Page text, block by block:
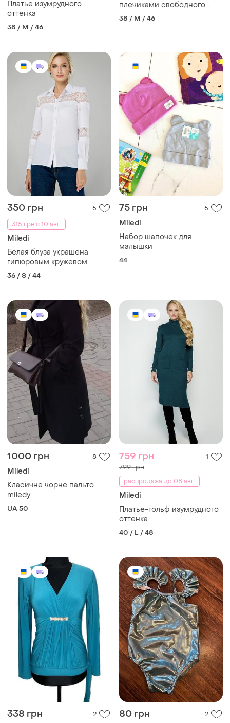
Платье изумрудного
оттенка
38 / M / 46
плечиками свободного
кроя в стиле кантри
38 / M / 46
350 грн
5
315 грн с 10 авг.
Miledi
Белая блуза украшена
гипюровым кружевом
36 / S / 44
75 грн 5
Miledi
Набор шапочек для
малышки
44
1000 грн 8
Miledi
Класичне чорне пальто
miledy
UA 50
759 грн 1
799 грн
распродажа до 08 авг.
Miledi
Платье-гольф изумрудного
оттенка
40 / L / 48
338 грн
2
80 грн 2